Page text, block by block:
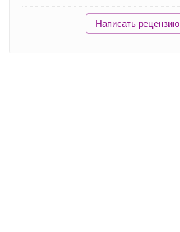
Написать рецензию